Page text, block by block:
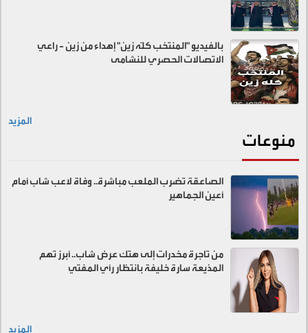
بالفيديو "المنتخب كلّه زين" إهداء من زين - راعي
الاتصالات الحصري للنشامى
المزيد
منوعات
الصاعقة تضرب الملعب مباشرة.. وفاة لاعب شاب أمام
أعين الجماهير
من تاجرة مخدرات إلى هتك عرض شاب.. أبرز تهم
المذيعة سارة خليفة بانتظار رأي المفتي
المزيد